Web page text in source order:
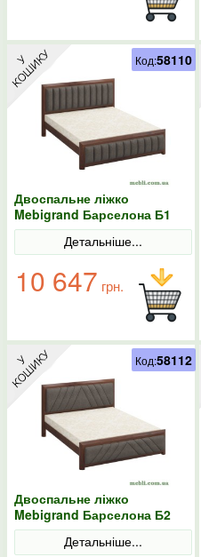
Двоспальне ліжко
Mebigrand Барселона Б1
Горіх темний/Аляска 97
Детальніше...
10 647 грн.
Код:58110
Двоспальне ліжко
Mebigrand Барселона Б2
Горіх темний/Аляска 97
Детальніше...
Код:58112